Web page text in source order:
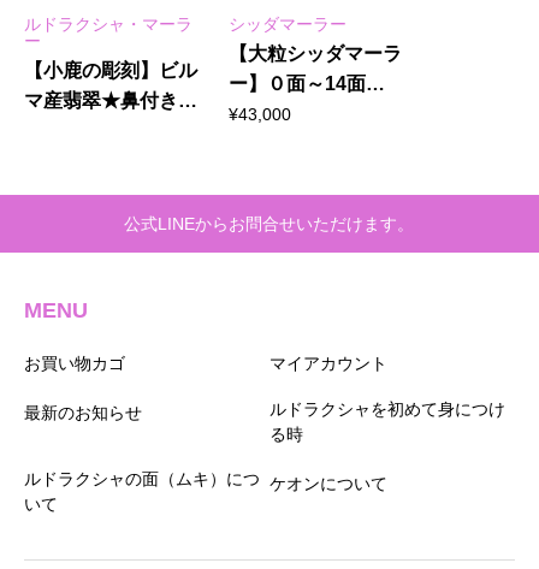
ルドラクシャ・マーラ
ー
【小鹿の彫刻】ビル
マ産翡翠★鼻付きガ
シッダマーラー
【大粒シッダマーラ
ー】０面～14面
★Tridatu
¥43,000
公式LINEからお問合せいただけます。
MENU
お買い物カゴ マイアカウント
最新のお知らせ
ルドラクシャを初めて身につけ
る時
ルドラクシャの面（ムキ）につ
いて
ケオンについて